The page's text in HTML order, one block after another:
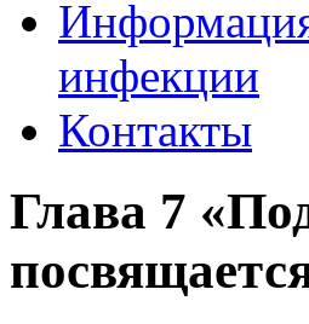
инфекции
Контакты
Глава 7